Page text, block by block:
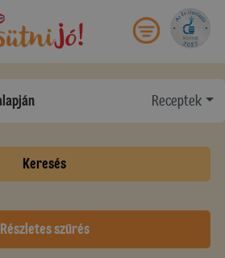
Receptek
Keresés
Részletes szűrés